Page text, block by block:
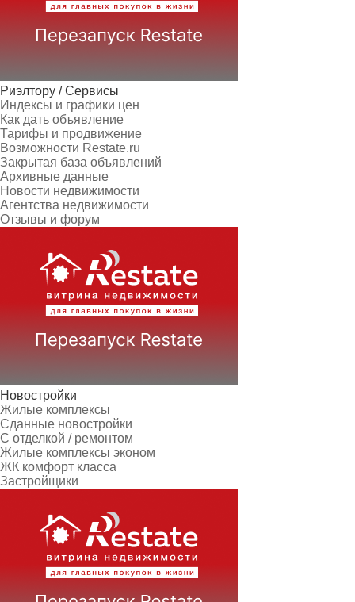
Риэлтору / Сервисы
Индексы и графики цен
Как дать объявление
Тарифы и продвижение
Возможности Restate.ru
Закрытая база объявлений
Архивные данные
Новости недвижимости
Агентства недвижимости
Отзывы и форум
Новостройки
Жилые комплексы
Сданные новостройки
С отделкой / ремонтом
Жилые комплексы эконом
ЖК комфорт класса
Застройщики